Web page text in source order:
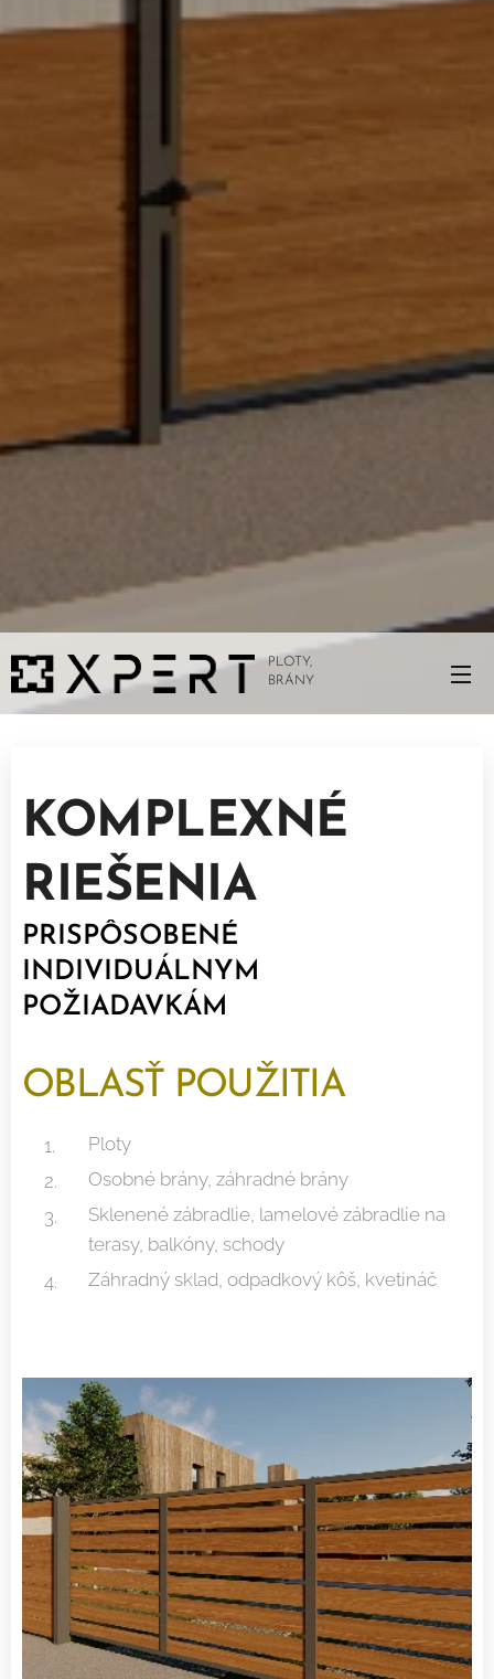
PLOTY,
BRÁNY
KOMPLEXNÉ
RIEŠENIA
PRISPÔSOBENÉ
INDIVIDUÁLNYM
POŽIADAVKÁM
OBLASŤ POUŽITIA
Ploty
Osobné brány, záhradné brány
Sklenené zábradlie, lamelové zábradlie na
terasy, balkóny, schody
Záhradný sklad, odpadkový kôš, kvetináč